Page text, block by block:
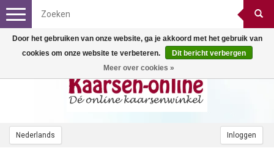
Nederlands Inloggen
Toggle
navigation
Door het gebruiken van onze website, ga je akkoord met het gebruik van
cookies om onze website te verbeteren.
Dit bericht verbergen
Meer over cookies »